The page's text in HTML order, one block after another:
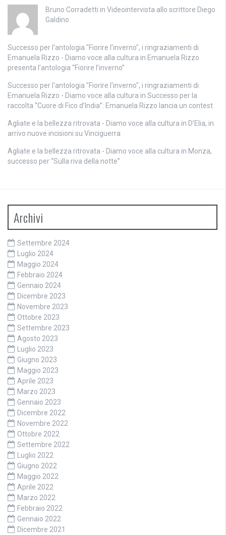
Bruno Corradetti in Videointervista allo scrittore Diego
Galdino
Successo per l'antologia "Fiorire l'inverno", i ringraziamenti di
Emanuela Rizzo - Diamo voce alla cultura in Emanuela Rizzo
presenta l’antologia “Fiorire l’inverno”
Successo per l'antologia "Fiorire l'inverno", i ringraziamenti di
Emanuela Rizzo - Diamo voce alla cultura in Successo per la
raccolta “Cuore di Fico d’India”: Emanuela Rizzo lancia un contest
Agliate e la bellezza ritrovata - Diamo voce alla cultura in D’Elia, in
arrivo nuove incisioni su Vinciguerra
Agliate e la bellezza ritrovata - Diamo voce alla cultura in Monza,
successo per “Sulla riva della notte”
Archivi
Settembre 2024
Luglio 2024
Maggio 2024
Febbraio 2024
Gennaio 2024
Dicembre 2023
Novembre 2023
Ottobre 2023
Settembre 2023
Agosto 2023
Luglio 2023
Giugno 2023
Maggio 2023
Aprile 2023
Marzo 2023
Gennaio 2023
Dicembre 2022
Novembre 2022
Ottobre 2022
Settembre 2022
Luglio 2022
Giugno 2022
Maggio 2022
Aprile 2022
Marzo 2022
Febbraio 2022
Gennaio 2022
Dicembre 2021